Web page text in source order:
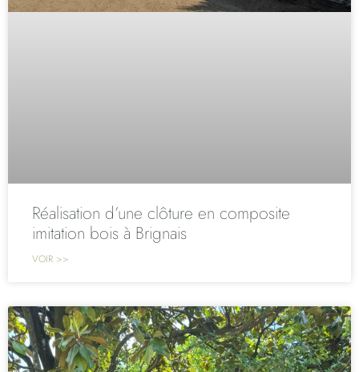
Réalisation d’une clôture en composite
imitation bois à Brignais
VOIR >>